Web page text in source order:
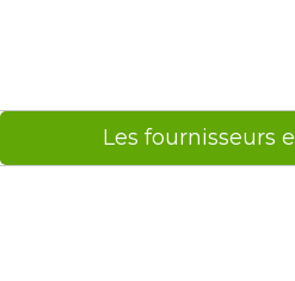
Les fournisseurs